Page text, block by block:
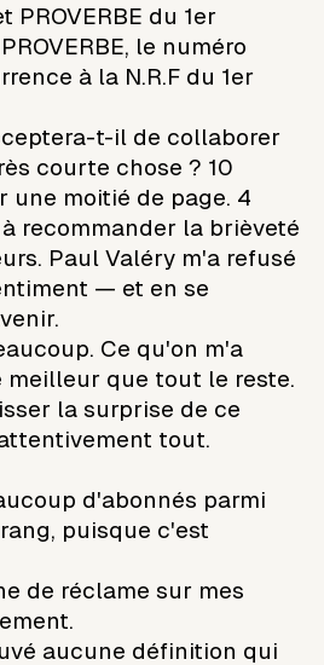
PROVERBE du 1er
le numéro
à la N.R.F du 1er
t-il de collaborer
courte chose ? 10
une moitié de page. 4
recommander la brièveté
Paul Valéry m'a refusé
— et en se
Ce qu'on m'a
meilleur que tout le reste.
la surprise de ce
tout.
d'abonnés parmi
puisque c'est
de réclame sur mes
aucune définition qui